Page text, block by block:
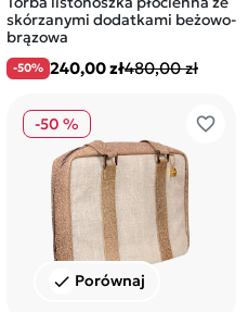
skórzanymi dodatkami beżowo-
brązowa
-50% 240,00 zł480,00 zł
favorite_border
check Porównaj
-50 %